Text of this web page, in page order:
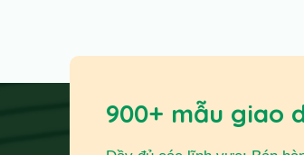
900+ mẫu giao